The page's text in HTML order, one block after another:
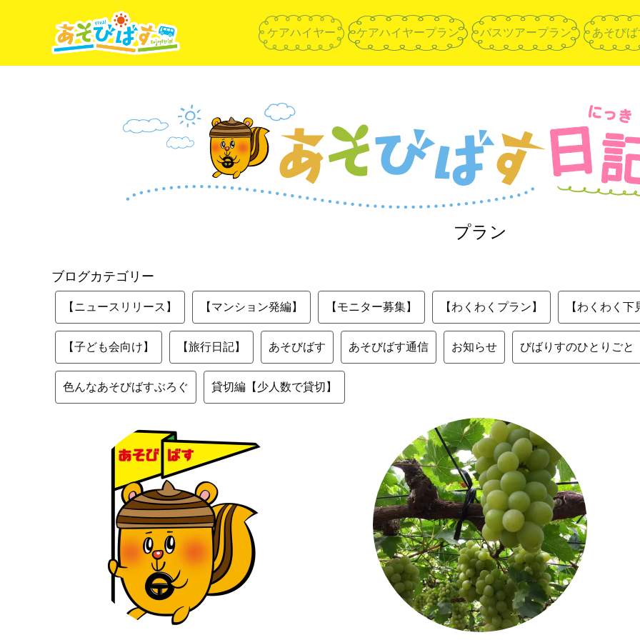
ケアハイヤー ケアハイヤープラン バスツアープラン あそび
プラン
ブログカテゴリー
【ニュースリリース】 【マンション発編】 【モニター募集】 【わくわくプラン】 【わくわく下
【子ども会向け】 【旅行日記】 あそびばす あそびばす通信 お知らせ びばりすのひとりごと
色んなあそびばすぶろぐ 貸切編【少人数で貸切】